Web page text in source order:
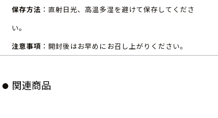
保存方法 ：直射日光、高温多湿を避けて保存してくださ
い。
注意事項 ：開封後はお早めにお召し上がりください。
関連商品